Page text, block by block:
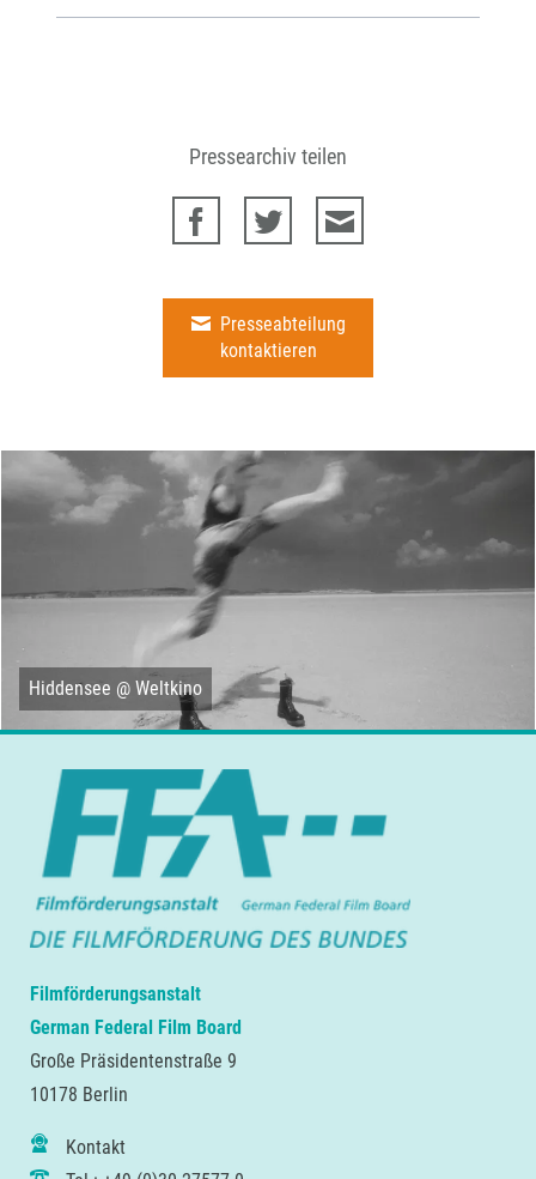
Pressearchiv teilen
Presseabteilung
kontaktieren
Hiddensee @ Weltkino
Filmförderungsanstalt
German Federal Film Board
Große Präsidentenstraße 9
10178 Berlin
Kontakt